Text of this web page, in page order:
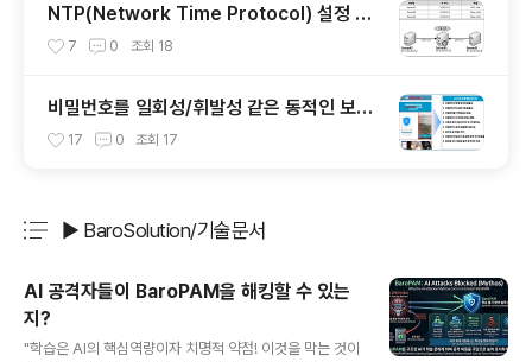
NTP(Network Time Protocol) 설정 가
이드
7 0 조회 18
비밀번호를 일회성/휘발성 같은 동적인 보안
솔루션으로 대체 했을 때 이점
17 0 조회 17
▶ BaroSolution/기술문서
AI 공격자들이 BaroPAM을 해킹할 수 있는
지?
"학습은 AI의 핵심역량이자 치명적 약점! 이것을 막는 것이